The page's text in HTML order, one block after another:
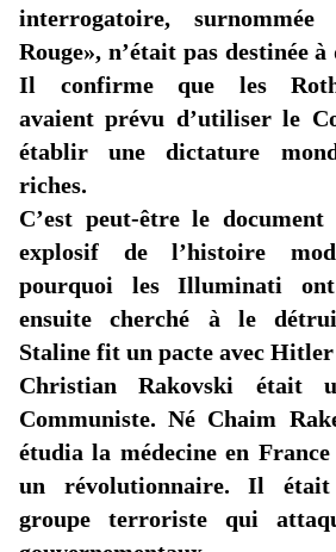
interrogatoire, surnommée
Rouge», n’était pas destinée
Il confirme que les
avaient prévu d’utiliser le
établir une dictature
riches.
C’est peut-être le
explosif de l’histoire
pourquoi les Illuminati
ensuite cherché à le
Staline fit un pacte avec Hitler
Christian Rakovski était
Communiste. Né Chaim
étudia la médecine en
un révolutionnaire. Il
groupe terroriste qui